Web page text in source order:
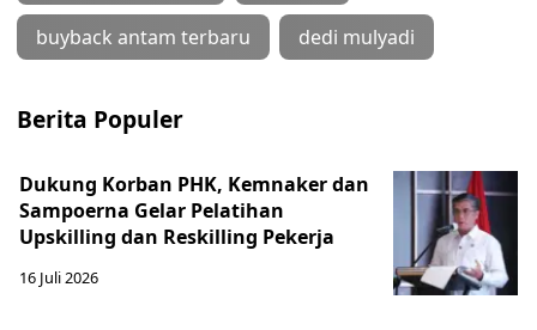
buyback antam terbaru dedi mulyadi
Berita Populer
Dukung Korban PHK, Kemnaker dan
Sampoerna Gelar Pelatihan
Upskilling dan Reskilling Pekerja
16 Juli 2026